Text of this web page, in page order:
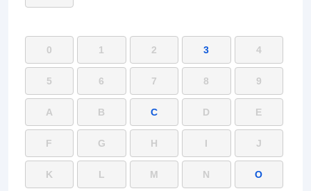
0 1 2 3 4
5 6 7 8 9
A B C D E
F G H I J
K L M N O